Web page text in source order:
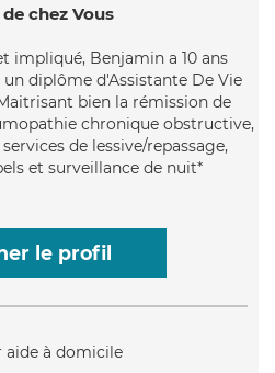
chez Vous
impliqué, Benjamin a 10 ans
diplôme d'Assistante De Vie
bien la rémission de
chronique obstructive,
de lessive/repassage,
et surveillance de nuit*
le profil